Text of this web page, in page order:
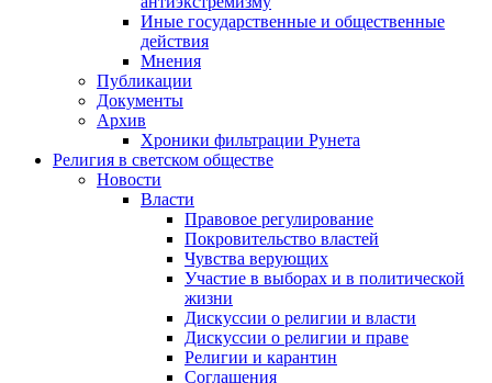
Иные государственные и общественные
действия
Мнения
Публикации
Документы
Архив
Хроники фильтрации Рунета
Религия в светском обществе
Новости
Власти
Правовое регулирование
Покровительство властей
Чувства верующих
Участие в выборах и в политической
жизни
Дискуссии о религии и власти
Дискуссии о религии и праве
Религии и карантин
Соглашения